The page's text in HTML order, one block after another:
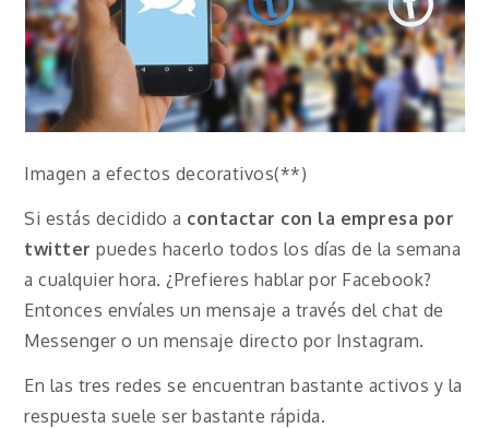
Imagen a efectos decorativos(**)
Si estás decidido a contactar con la empresa por
twitter puedes hacerlo todos los días de la semana
a cualquier hora. ¿Prefieres hablar por Facebook?
Entonces envíales un mensaje a través del chat de
Messenger o un mensaje directo por Instagram.
En las tres redes se encuentran bastante activos y la
respuesta suele ser bastante rápida.